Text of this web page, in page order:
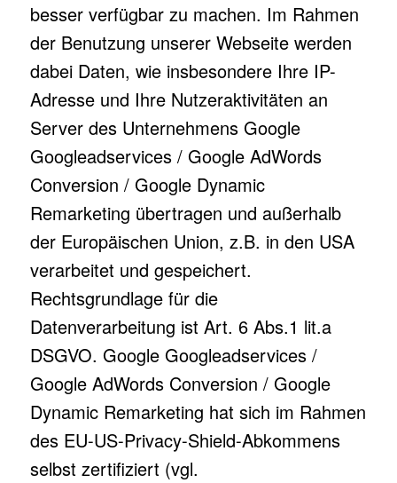
besser verfügbar zu machen. Im Rahmen
der Benutzung unserer Webseite werden
dabei Daten, wie insbesondere Ihre IP-
Adresse und Ihre Nutzeraktivitäten an
Server des Unternehmens Google
Googleadservices / Google AdWords
Conversion / Google Dynamic
Remarketing übertragen und außerhalb
der Europäischen Union, z.B. in den USA
verarbeitet und gespeichert.
Rechtsgrundlage für die
Datenverarbeitung ist Art. 6 Abs.1 lit.a
DSGVO. Google Googleadservices /
Google AdWords Conversion / Google
Dynamic Remarketing hat sich im Rahmen
des EU-US-Privacy-Shield-Abkommens
selbst zertifiziert (vgl.